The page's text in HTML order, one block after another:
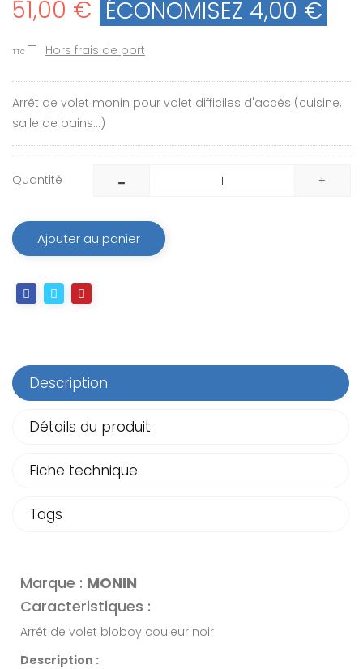
51,00 € ÉCONOMISEZ 4,00 €
TTC Hors frais de port
Arrêt de volet monin pour volet difficiles d'accès (cuisine,
salle de bains...)
Quantité
Ajouter au panier
Description
Détails du produit
Fiche technique
Tags
Marque : MONIN
Caracteristiques :
Arrêt de volet bloboy couleur noir
Description :